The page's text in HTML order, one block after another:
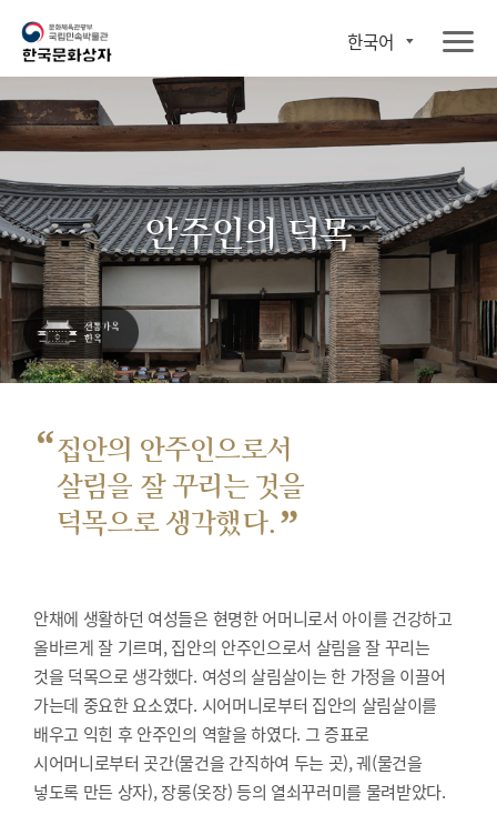
한국어
안주인의 덕목
“집안의 안주인으로서
살림을 잘 꾸리는 것을
덕목으로 생각했다. ”
안채에 생활하던 여성들은 현명한 어머니로서 아이를 건강하고
올바르게 잘 기르며, 집안의 안주인으로서 살림을 잘 꾸리는
것을 덕목으로 생각했다. 여성의 살림살이는 한 가정을 이끌어
가는데 중요한 요소였다. 시어머니로부터 집안의 살림살이를
배우고 익힌 후 안주인의 역할을 하였다. 그 증표로
시어머니로부터 곳간(물건을 간직하여 두는 곳), 궤(물건을
넣도록 만든 상자), 장롱(옷장) 등의 열쇠꾸러미를 물려받았다.